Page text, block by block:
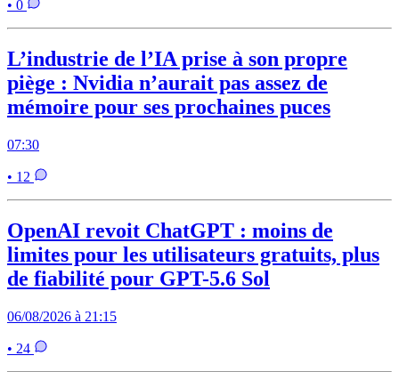
• 0
L’industrie de l’IA prise à son propre
piège : Nvidia n’aurait pas assez de
mémoire pour ses prochaines puces
07:30
• 12
OpenAI revoit ChatGPT : moins de
limites pour les utilisateurs gratuits, plus
de fiabilité pour GPT-5.6 Sol
06/08/2026 à 21:15
• 24